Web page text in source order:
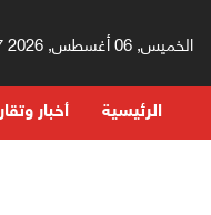
الخميس, 06 أغسطس, 2026 06:17 صباحاً
الرئيسية أخبار